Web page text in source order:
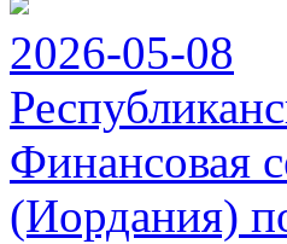
2026-05-08
Финансовая
(Иордания)